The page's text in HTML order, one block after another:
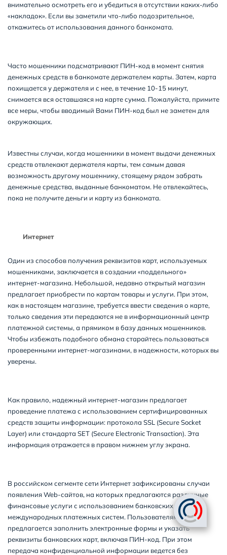
внимательно осмотреть его и убедиться в отсутствии каких-либо
«накладок». Если вы заметили что-либо подозрительное,
откажитесь от использования данного банкомата.
Часто мошенники подсматривают ПИН-код в момент снятия
денежных средств в банкомате держателем карты. Затем, карта
похищается у держателя и с нее, в течение 10-15 минут,
снимается вся оставшаяся на карте сумма. Пожалуйста, примите
все меры, чтобы вводимый Вами ПИН-код был не заметен для
окружающих.
Известны случаи, когда мошенники в момент выдачи денежных
средств отвлекают держателя карты, тем самым давая
возможность другому мошеннику, стоящему рядом забрать
денежные средства, выданные банкоматом. Не отвлекайтесь,
пока не получите деньги и карту из банкомата.
Интернет
Один из способов получения реквизитов карт, используемых
мошенниками, заключается в создании «поддельного»
интернет-магазина. Небольшой, недавно открытый магазин
предлагает приобрести по картам товары и услуги. При этом,
как в настоящем магазине, требуется ввести сведения о карте,
только сведения эти передаются не в информационный центр
платежной системы, а прямиком в базу данных мошенников.
Чтобы избежать подобного обмана старайтесь пользоваться
проверенными интернет-магазинами, в надежности, которых вы
уверены.
Как правило, надежный интернет-магазин предлагает
проведение платежа с использованием сертифицированных
средств защиты информации: протокола SSL (Secure Socket
Layer) или стандарта SET (Secure Electronic Transaction). Эта
информация отражается в правом нижнем углу экрана.
В российском сегменте сети Интернет зафиксированы случаи
появления Web-сайтов, на которых предлагаются различные
финансовые услуги с использованием банковских карт
международных платежных систем. Пользователям
предлагается заполнить электронные формы и указать
реквизиты банковских карт, включая ПИН-код. При этом
передача конфиденциальной информации ведется без